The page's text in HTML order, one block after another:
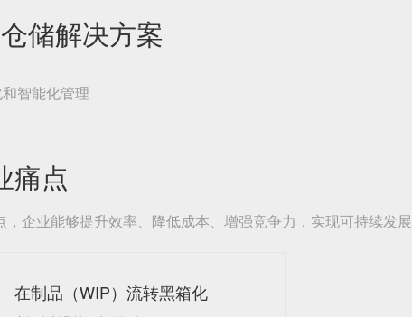
储解决方案
智能化管理
痛点
企业能够提升效率、降低成本、增强竞争力，实现可持续发展
在制品（WIP）流转黑箱化